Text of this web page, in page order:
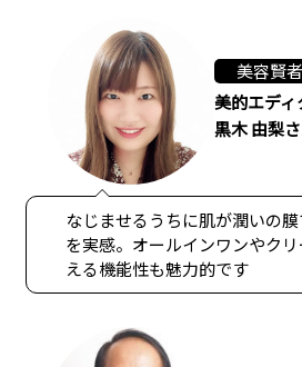
美容賢者
美的エディ
黒木 由梨
なじませるうちに肌が潤いの
を実感。オールインワンやク
える機能性も魅力的です